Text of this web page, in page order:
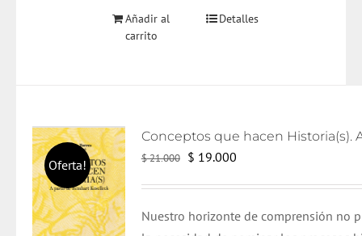
Añadir al
carrito
Detalles
Oferta! $21.000
El
era:
$ 19.000El
es:
Nuestro horizonte de comprensión no